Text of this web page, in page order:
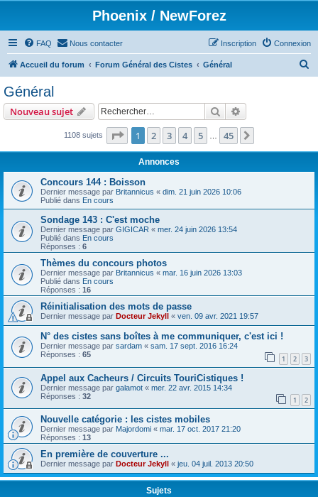
Phoenix / NewForez
FAQ Nous contacter Connexion
Inscription
Accueil du forum Forum Général des Cistes Général
Général
Nouveau sujet Rechercher
1108 sujets Page 1sur45
1 2 3 4 5 45
Annonces
Concours 144 : Boisson
Dernier message par Britannicus « dim. 21 juin 2026 10:06
Publié dans En cours
Sondage 143 : C'est moche
Dernier message par GIGICAR « mer. 24 juin 2026 13:54
Publié dans En cours
Réponses : 6
Thèmes du concours photos
Dernier message par Britannicus « mar. 16 juin 2026 13:03
Publié dans En cours
Réponses : 16
Réinitialisation des mots de passe
Dernier message par Docteur Jekyll « ven. 09 avr. 2021 19:57
N° des cistes sans boîtes à me communiquer, c'est ici !
Dernier message par sardam « sam. 17 sept. 2016 16:24
Réponses : 65 1 2 3
Appel aux Cacheurs / Circuits TouriCistiques !
Dernier message par galamot « mer. 22 avr. 2015 14:34
Réponses : 32 1 2
Nouvelle catégorie : les cistes mobiles
Dernier message par Majordomi « mar. 17 oct. 2017 21:20
Réponses : 13
En première de couverture ...
Dernier message par Docteur Jekyll « jeu. 04 juil. 2013 20:50
Sujets